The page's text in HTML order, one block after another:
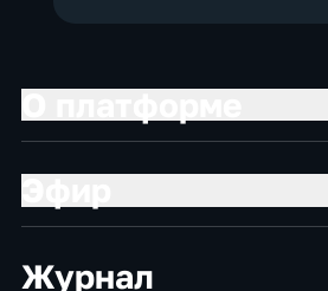
Журнал